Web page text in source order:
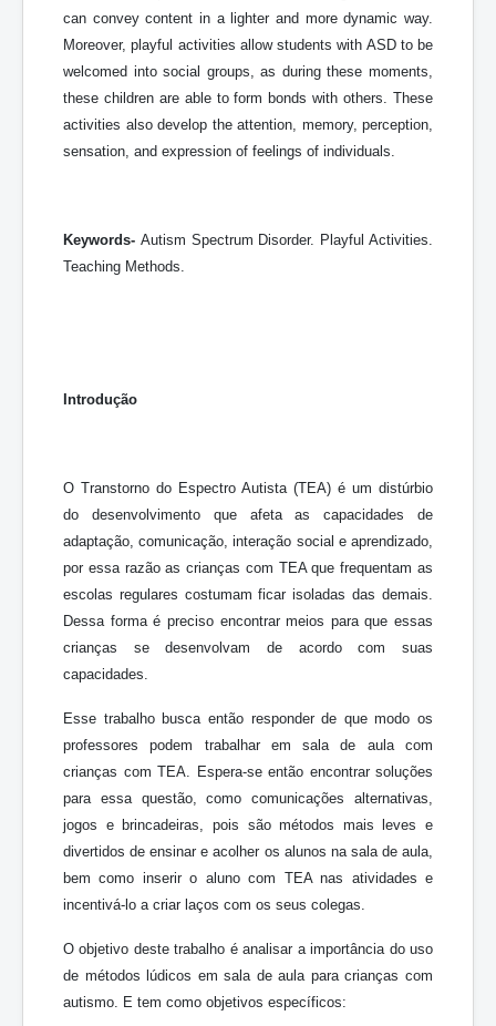
can convey content in a lighter and more dynamic way.
Moreover, playful activities allow students with ASD to be
welcomed into social groups, as during these moments,
these children are able to form bonds with others. These
activities also develop the attention, memory, perception,
sensation, and expression of feelings of individuals.
Keywords- Autism Spectrum Disorder. Playful Activities.
Teaching Methods.
Introdução
O Transtorno do Espectro Autista (TEA) é um distúrbio
do desenvolvimento que afeta as capacidades de
adaptação, comunicação, interação social e aprendizado,
por essa razão as crianças com TEA que frequentam as
escolas regulares costumam ficar isoladas das demais.
Dessa forma é preciso encontrar meios para que essas
crianças se desenvolvam de acordo com suas
capacidades.
Esse trabalho busca então responder de que modo os
professores podem trabalhar em sala de aula com
crianças com TEA. Espera-se então encontrar soluções
para essa questão, como comunicações alternativas,
jogos e brincadeiras, pois são métodos mais leves e
divertidos de ensinar e acolher os alunos na sala de aula,
bem como inserir o aluno com TEA nas atividades e
incentivá-lo a criar laços com os seus colegas.
O objetivo deste trabalho é analisar a importância do uso
de métodos lúdicos em sala de aula para crianças com
autismo. E tem como objetivos específicos: